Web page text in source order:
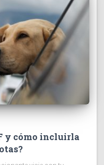
y cómo incluirla